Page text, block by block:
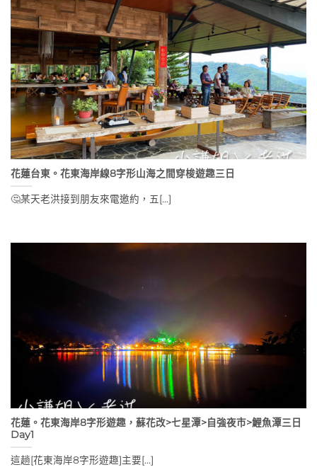
花蓮台東。花東海岸線8字形山海之間穿梭遊趣三日
🤔某天老洪接到朋友來電邀約，五[...]
花蓮。花東海岸8字形遊趣，蘇花改>七星潭>自強夜市>鯉魚潭三日
Day1
這趟[花東海岸8字形遊趣]主要[...]